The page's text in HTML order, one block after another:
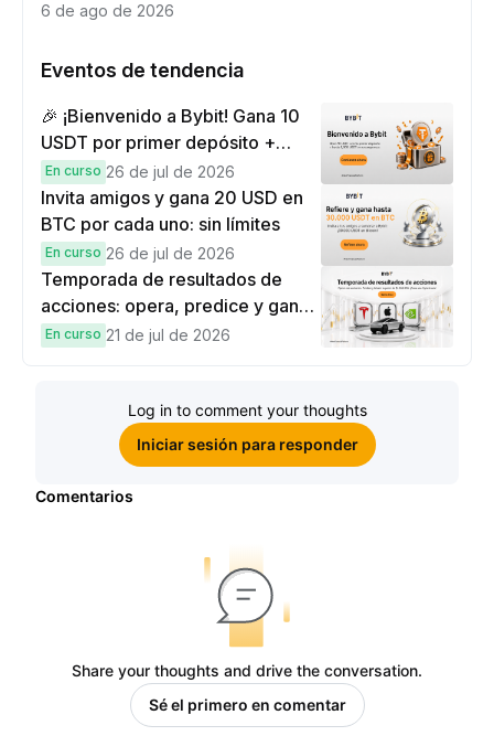
6 de ago de 2026
Eventos de tendencia
🎉 ¡Bienvenido a Bybit! Gana 10
USDT por primer depósito +
hasta 9,999 USDT en
recompensas
En curso 26 de jul de 2026
Invita amigos y gana 20 USD en
BTC por cada uno: sin límites
En curso 26 de jul de 2026
Temporada de resultados de
acciones: opera, predice y gana
una Cybertruck.
En curso 21 de jul de 2026
Log in to comment your thoughts
Iniciar sesión para responder
Comentarios
Share your thoughts and drive the conversation.
Sé el primero en comentar